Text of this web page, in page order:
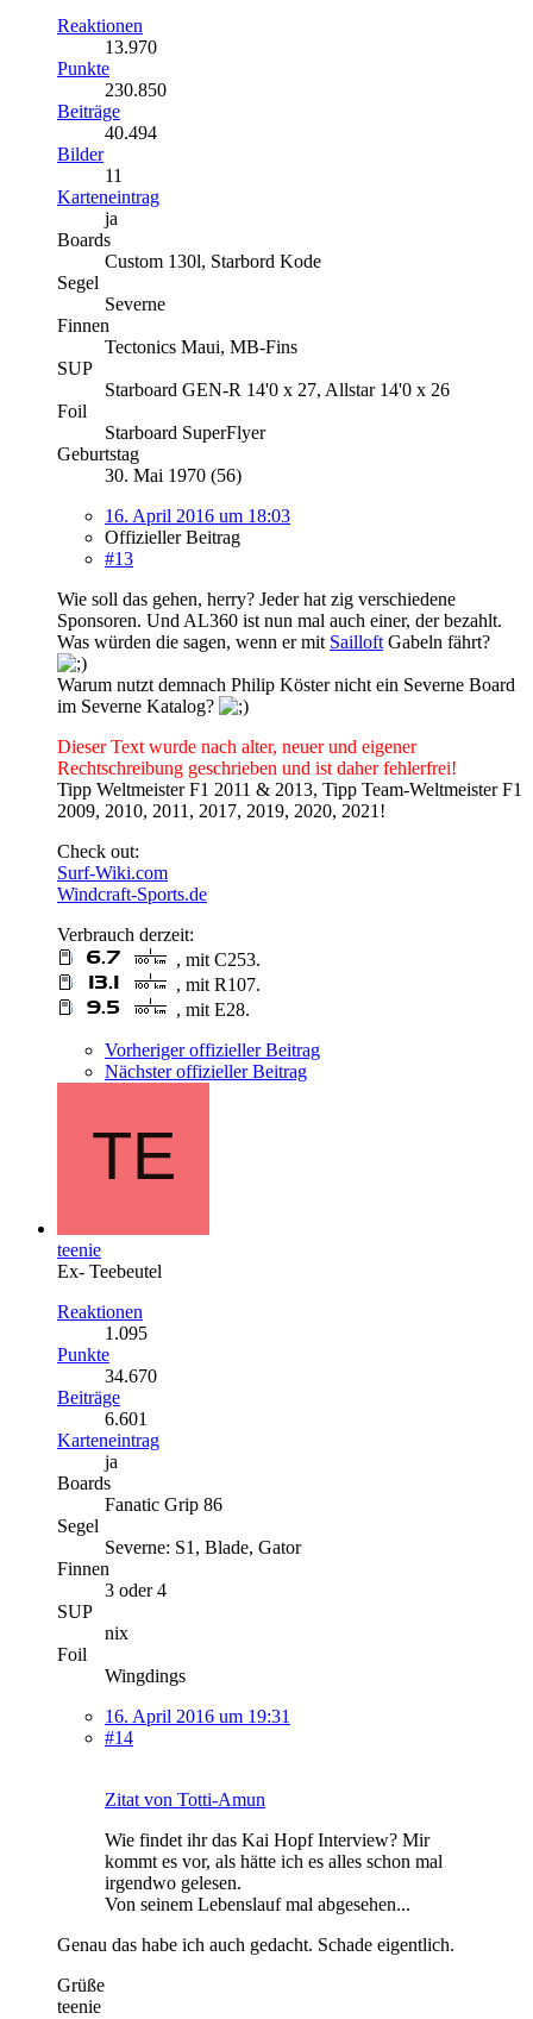
Reaktionen
13.970
Punkte
230.850
Beiträge
40.494
Bilder
11
Karteneintrag
ja
Boards
Custom 130l, Starbord Kode
Segel
Severne
Finnen
Tectonics Maui, MB-Fins
SUP
Starboard GEN-R 14'0 x 27, Allstar 14'0 x 26
Foil
Starboard SuperFlyer
Geburtstag
30. Mai 1970 (56)
16. April 2016 um 18:03
Offizieller Beitrag
#13
Wie soll das gehen, herry? Jeder hat zig verschiedene
Sponsoren. Und AL360 ist nun mal auch einer, der bezahlt.
Was würden die sagen, wenn er mit SailloftGabeln fährt?
Warum nutzt demnach Philip Köster nicht ein Severne Board
im Severne Katalog?
Dieser Text wurde nach alter, neuer und eigener
Rechtschreibung geschrieben und ist daher fehlerfrei!
Tipp Weltmeister F1 2011 & 2013, Tipp Team-Weltmeister F1
2009, 2010, 2011, 2017, 2019, 2020, 2021!
Check out:
Surf-Wiki.com
Windcraft-Sports.de
Verbrauch derzeit:
, mit C253.
, mit R107.
, mit E28.
Vorheriger offizieller Beitrag
Nächster offizieller Beitrag
teenie
Ex- Teebeutel
Reaktionen
1.095
Punkte
34.670
Beiträge
6.601
Karteneintrag
ja
Boards
Fanatic Grip 86
Segel
Severne: S1, Blade, Gator
Finnen
3 oder 4
SUP
nix
Foil
Wingdings
16. April 2016 um 19:31
#14
Zitat von Totti-Amun
Wie findet ihr das Kai Hopf Interview? Mir
kommt es vor, als hätte ich es alles schon mal
irgendwo gelesen.
Von seinem Lebenslauf mal abgesehen...
Genau das habe ich auch gedacht. Schade eigentlich.
Grüße
teenie